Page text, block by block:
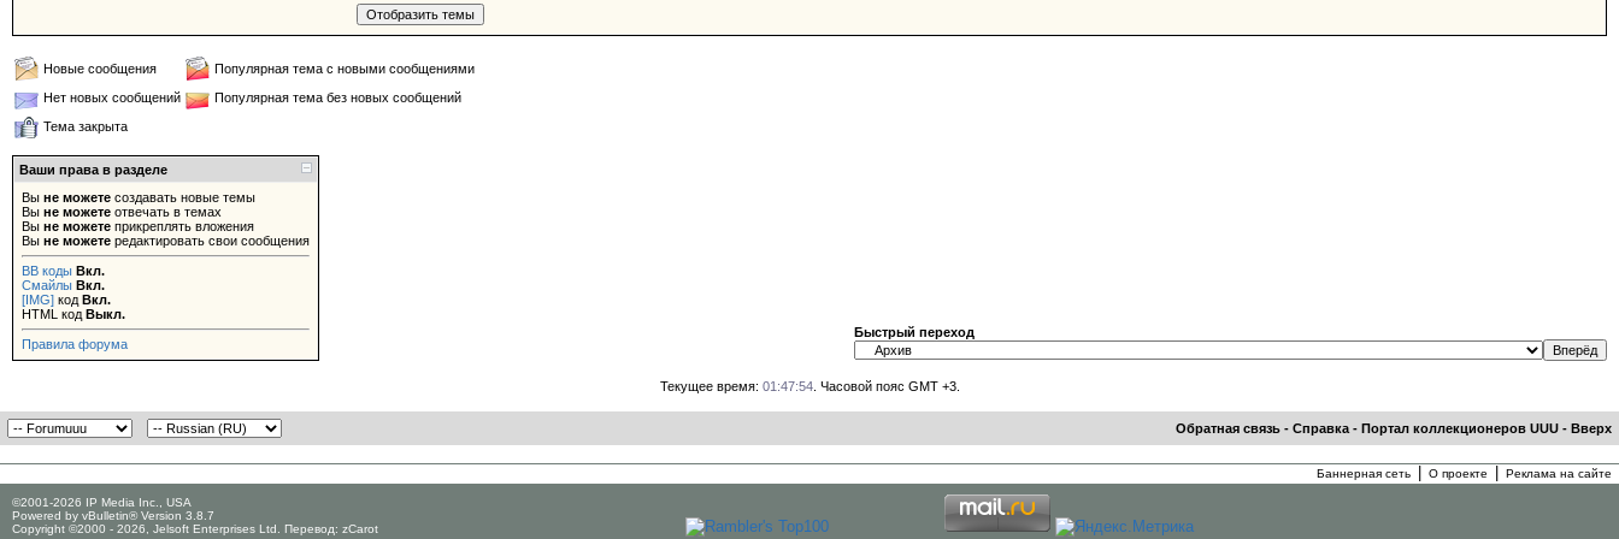
Новые сообщения
Популярная тема с новыми сообщениями
Нет новых сообщений
Популярная тема без новых сообщений
Тема закрыта
Ваши права в разделе
Вы не можете создавать новые темы
Вы не можете отвечать в темах
Вы не можете прикреплять вложения
Вы не можете редактировать свои сообщения
BB коды Вкл.
Смайлы Вкл.
[IMG] код Вкл.
HTML код Выкл.
Правила форума
Быстрый переход
Текущее время: 01:47:54. Часовой пояс GMT +3.
Обратная связь - Справка - Портал коллекционеров UUU - Вверх
Баннерная сеть О проекте Реклама на сайте
©2001-2026 IP Media Inc., USA
Powered by vBulletin® Version 3.8.7
Copyright ©2000 - 2026, Jelsoft Enterprises Ltd. Перевод: zCarot